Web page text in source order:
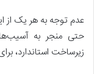
عدم توجه به هر یک از
حتی منجر به
زیرساخت استاندارد،